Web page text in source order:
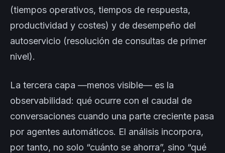
(tiempos operativos, tiempos de respuesta,
productividad y costes) y de desempeño del
autoservicio (resolución de consultas de primer
nivel).
La tercera capa —menos visible— es la
observabilidad: qué ocurre con el caudal de
conversaciones cuando una parte creciente pasa
por agentes automáticos. El análisis incorpora,
por tanto, no solo “cuánto se ahorra”, sino “qué